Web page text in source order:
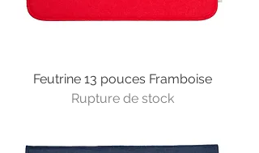
Feutrine 13 pouces Framboise
Rupture de stock